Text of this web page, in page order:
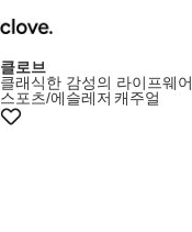
클로브
클래식한 감성의 라이프웨
스포츠/에슬레저 캐주얼